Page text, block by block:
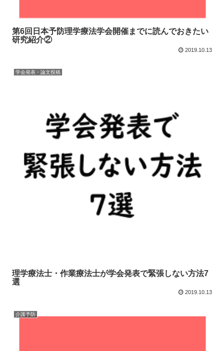
第6回日本予防理学療法学会開催までに読んでおきたい
研究紹介②
2019.10.13
学会発表・論文投稿
理学療法士・作業療法士が学会発表で緊張しない方法7
選
2019.10.13
介護予防